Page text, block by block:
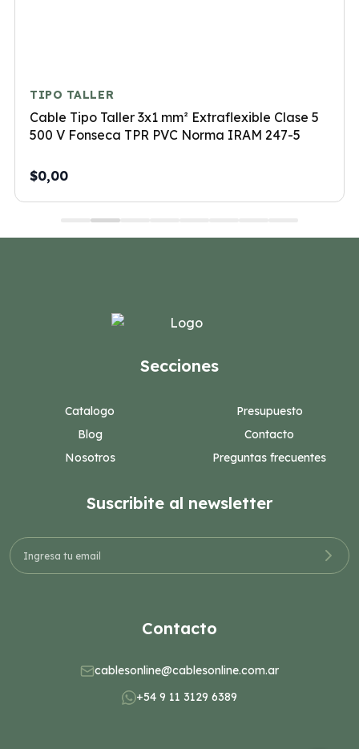
TIPO TALLER
Cable Tipo Taller 3x1 mm² Extraflexible Clase 5
500 V Fonseca TPR PVC Norma IRAM 247-5
$0,00
Secciones
Catalogo
Blog
Nosotros
Presupuesto
Contacto
Preguntas frecuentes
Suscribite al newsletter
Contacto
cablesonline@cablesonline.com.ar
+54 9 11 3129 6389